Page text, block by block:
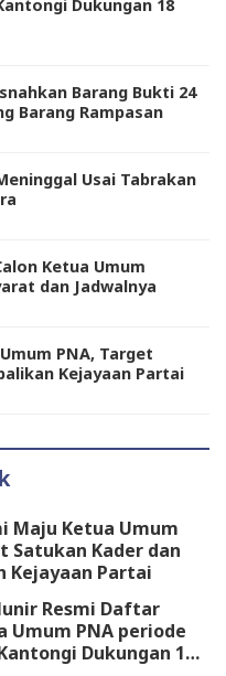
Dukungan 18
Barang Bukti 24
Barang Rampasan
Usai Tabrakan
Ketua Umum
dan Jadwalnya
PNA, Target
Kejayaan Partai
Maju Ketua Umum
Satukan Kader dan
Kejayaan Partai
Resmi Daftar
Umum PNA periode
Dukungan 18